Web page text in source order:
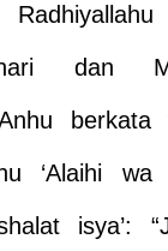
dan
‘Alaihi
isya’: